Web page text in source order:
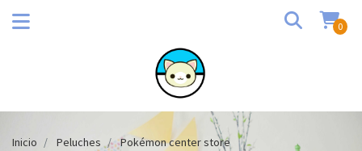
0
Inicio Peluches
Pokémon center store